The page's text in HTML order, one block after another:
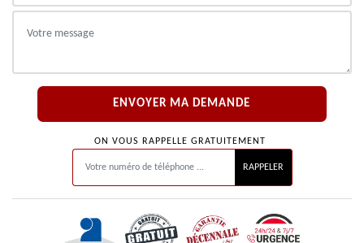
ON VOUS RAPPELLE GRATUITEMENT